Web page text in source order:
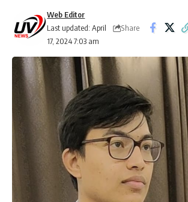
Last updated: April
17, 2024 7:03 am
Web Editor
Share